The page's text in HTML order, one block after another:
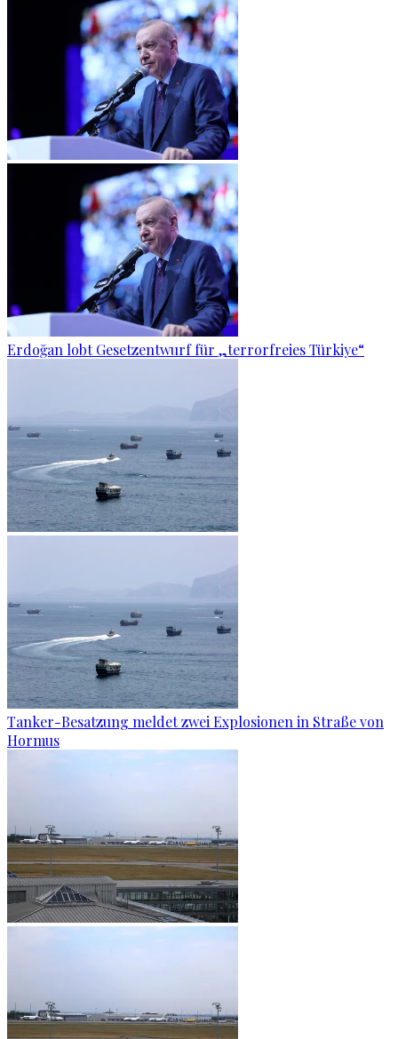
Erdoğan lobt Gesetzentwurf für „terrorfreies Türkiye“
Tanker-Besatzung meldet zwei Explosionen in Straße von
Hormus